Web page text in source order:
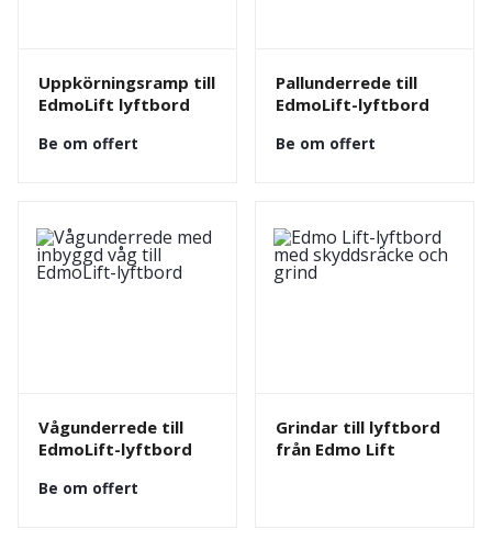
Uppkörningsramp till
EdmoLift lyftbord
Be om offert
Pallunderrede till
EdmoLift-lyftbord
Be om offert
Vågunderrede till
EdmoLift-lyftbord
Be om offert
Grindar till lyftbord
från Edmo Lift